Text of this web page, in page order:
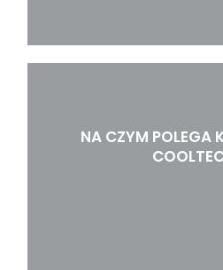
NA CZYM POLEGA